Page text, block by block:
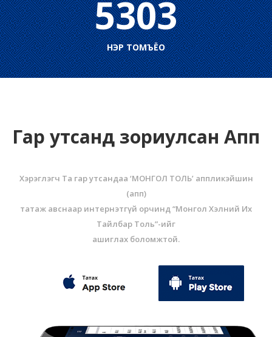
5303
НЭР ТОМЪЁО
Гар утсанд зориулсан Апп
Хэрэглэгч Та гар утсандаа ‘МОНГОЛ ТОЛЬ’ аппликэйшин
(aпп)
татаж авснаар интернэтгүй орчинд “Монгол Хэлний Их
Тайлбар Толь”-ийг
ашиглах боломжтой.